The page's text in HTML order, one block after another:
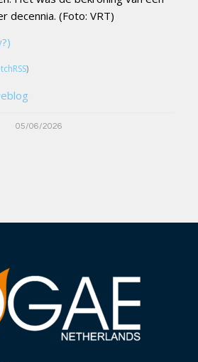
decennia. (Foto: VRT)
)
05/06/2026